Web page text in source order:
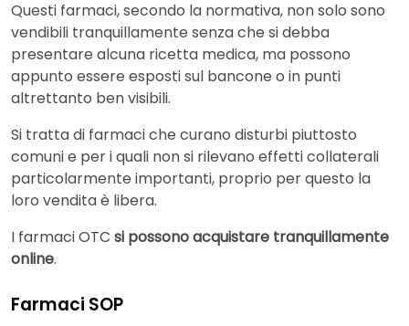
Questi farmaci, secondo la normativa, non solo sono
vendibili tranquillamente senza che si debba
presentare alcuna ricetta medica, ma possono
appunto essere esposti sul bancone o in punti
altrettanto ben visibili.
Si tratta di farmaci che curano disturbi piuttosto
comuni e per i quali non si rilevano effetti collaterali
particolarmente importanti, proprio per questo la
loro vendita è libera.
I farmaci OTC si possono acquistare tranquillamente
online.
Farmaci SOP